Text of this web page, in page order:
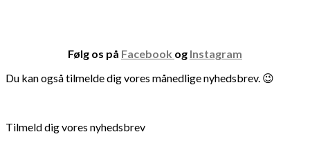
Følg os på Facebook og Instagram
Du kan også tilmelde dig vores månedlige nyhedsbrev. 😉
Tilmeld dig vores nyhedsbrev